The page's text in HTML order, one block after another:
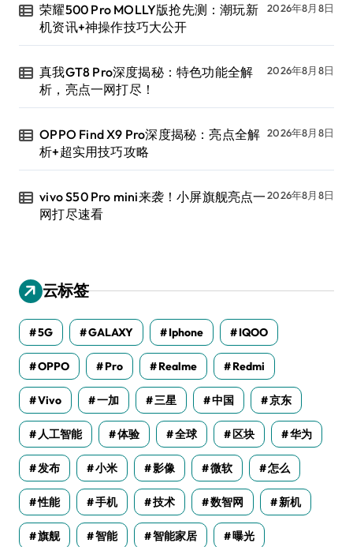
荣耀500 Pro MOLLY版抢先测：潮玩新
机资讯+神操作技巧大公开
2026年8月8日
真我GT8 Pro深度揭秘：特色功能全解
析，亮点一网打尽！
2026年8月8日
OPPO Find X9 Pro深度揭秘：亮点全解
析+超实用技巧攻略
2026年8月8日
vivo S50 Pro mini来袭！小屏旗舰亮点一
网打尽速看
2026年8月8日
云标签
5G GALAXY Iphone IQOO
OPPO Pro Realme Redmi
Vivo 一加 三星 中国 京东
人工智能 体验 全球 区块 华为
发布 小米 影像 微软 怎么
性能 手机 技术 数智网 新机
旗舰 智能 智能家居 曝光